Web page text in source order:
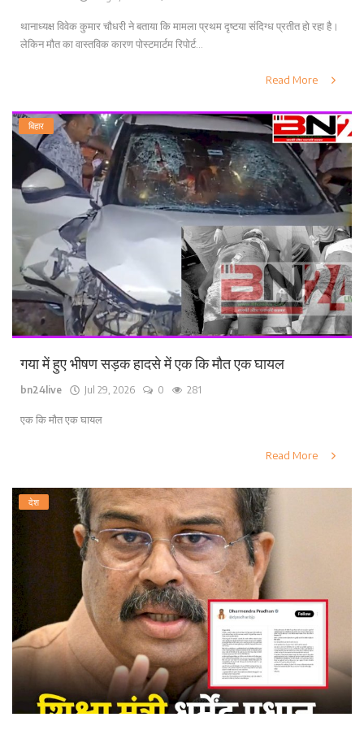
थानाध्यक्ष विवेक कुमार चौधरी ने बताया कि मामला प्रथम दृष्टया संदिग्ध प्रतीत हो रहा है।
लेकिन मौत का वास्तविक कारण पोस्टमार्टम रिपोर्ट...
Read More
बिहार
गया में हुए भीषण सड़क हादसे में एक कि मौत एक घायल
bn24live Jul 29, 2026 0 281
एक कि मौत एक घायल
Read More
देश